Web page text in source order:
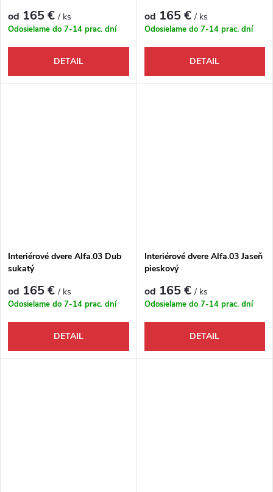
od 165 €/ ks
Odosielame do 7-14 prac. dní
DETAIL
od 165 €/ ks
Odosielame do 7-14 prac. dní
DETAIL
Interiérové dvere Alfa.03 Dub
sukatý
od 165 €/ ks
Odosielame do 7-14 prac. dní
DETAIL
Interiérové dvere Alfa.03 Jaseň
pieskový
od 165 €/ ks
Odosielame do 7-14 prac. dní
DETAIL